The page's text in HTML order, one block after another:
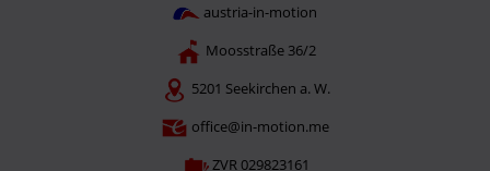
austria-in-motion
Moosstraße 36/2
5201 Seekirchen a. W.
office@in-motion.me
ZVR 029823161